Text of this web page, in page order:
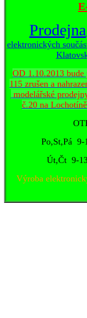
Prodejna
elektronických
OD 1.10.2013 bude
115 zrušen a
modelářské
č.20 na
Po,St,Pá 9-
Út,Čt 9-
Výroba